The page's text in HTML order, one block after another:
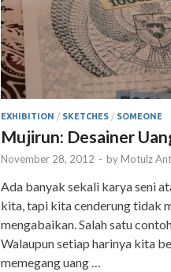
EXHIBITION / SKETCHES / SOMEONE
Mujirun: Desainer
November 28, 2012 - by Motulz
Ada banyak sekali karya seni
kita, tapi kita cenderung tidak
mengabaikan. Salah satu
Walaupun setiap harinya kita
memegang uang …